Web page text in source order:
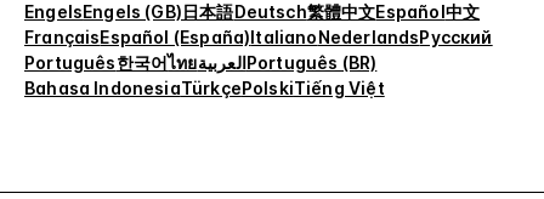
EngelsEngels (GB)日本語Deutsch繁體中文Español中文
FrançaisEspañol (España)ItalianoNederlandsРусский
Português한국어ไทยالعربيةPortuguês (BR)
Bahasa IndonesiaTürkçePolskiTiếng Việt